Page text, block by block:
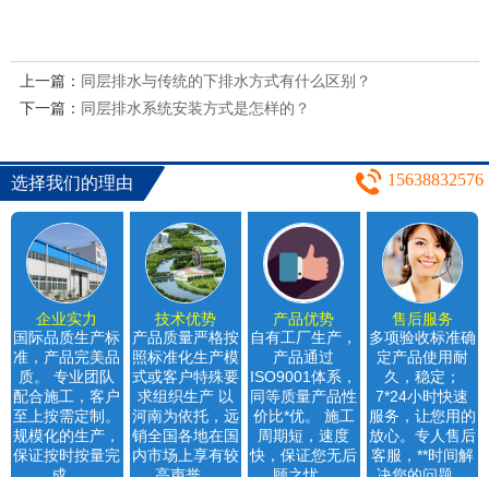
上一篇： 同层排水与传统的下排水方式有什么区别？
下一篇： 同层排水系统安装方式是怎样的？
选择我们的理由 15638832576
企业实力
国际品质生产标
准，产品完美品
质。 专业团队
配合施工，客户
至上按需定制。
规模化的生产，
保证按时按量完
技术优势
产品质量严格按
照标准化生产模
式或客户特殊要
求组织生产 以
河南为依托，远
销全国各地在国
内市场上享有较
产品优势
自有工厂生产，
产品通过
ISO9001体系，
同等质量产品性
价比*优。 施工
周期短，速度
快，保证您无后
售后服务
多项验收标准确
定产品使用耐
久，稳定；
7*24小时快速
服务，让您用的
放心。专人售后
客服，**时间解